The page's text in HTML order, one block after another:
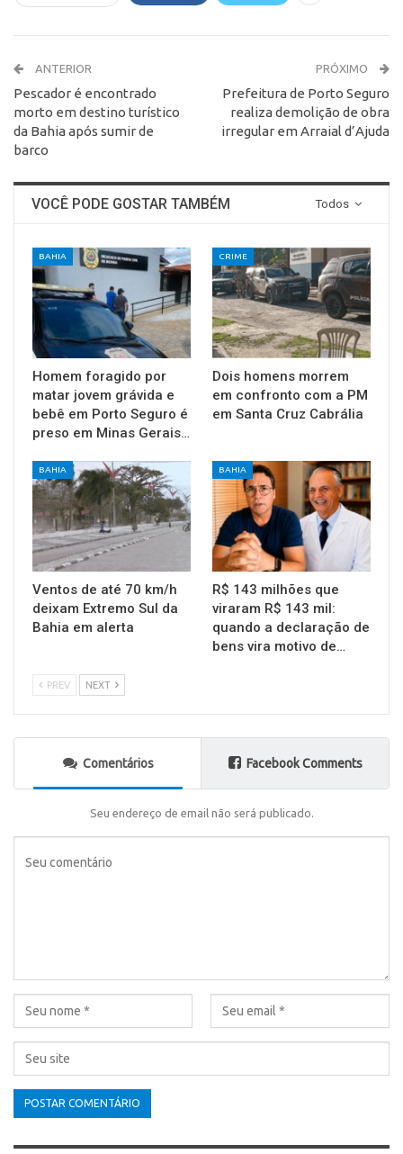
ANTERIOR
Pescador é encontrado
morto em destino turístico
da Bahia após sumir de
barco
PRÓXIMO
Prefeitura de Porto Seguro
realiza demolição de obra
irregular em Arraial d’Ajuda
Todos
VOCÊ PODE GOSTAR TAMBÉM
BAHIA
Homem foragido por
matar jovem grávida e
bebê em Porto Seguro é
preso em Minas Gerais…
CRIME
Dois homens morrem
em confronto com a PM
em Santa Cruz Cabrália
BAHIA
Ventos de até 70 km/h
deixam Extremo Sul da
Bahia em alerta
BAHIA
R$ 143 milhões que
viraram R$ 143 mil:
quando a declaração de
bens vira motivo de…
PREV NEXT
Comentários Facebook Comments
Seu endereço de email não será publicado.